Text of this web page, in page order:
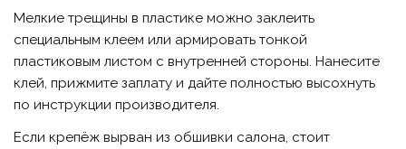
Мелкие трещины в пластике можно заклеить
специальным клеем или армировать тонкой
пластиковым листом с внутренней стороны. Нанесите
клей, прижмите заплату и дайте полностью высохнуть
по инструкции производителя.
Если крепёж вырван из обшивки салона, стоит